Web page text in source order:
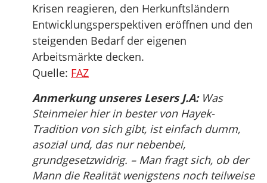
Krisen reagieren, den Herkunftsländern
Entwicklungsperspektiven eröffnen und den
steigenden Bedarf der eigenen
Arbeitsmärkte decken.
Quelle: FAZ
Anmerkung unseres Lesers J.A:Was
Steinmeier hier in bester von Hayek-
Tradition von sich gibt, ist einfach dumm,
asozial und, das nur nebenbei,
grundgesetzwidrig. – Man fragt sich, ob der
Mann die Realität wenigstens noch teilweise